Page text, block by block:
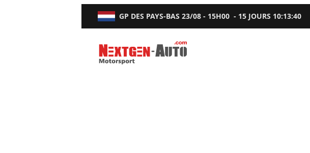
GP DES PAYS-BAS 23/08 - 15H00 - 15 JOURS 10:13:39
Nextgen-Auto.com